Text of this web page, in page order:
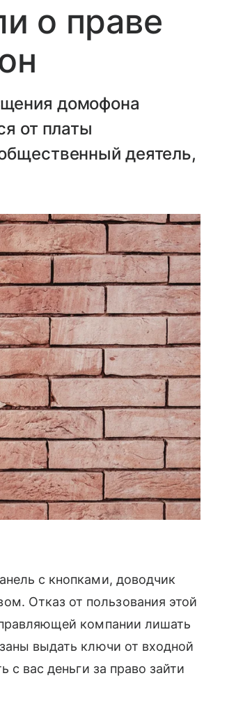
о праве
домофона
от платы
деятель,
с кнопками, доводчик
Отказ от пользования этой
компании лишать
выдать ключи от входной
с вас деньги за право зайти